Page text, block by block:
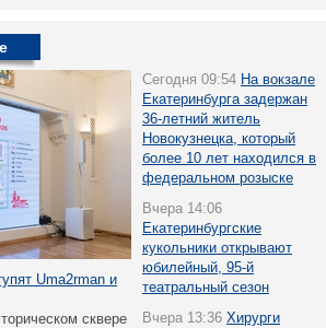
Uma2rman и
сквере
Сегодня 09:54 На вокзале
Екатеринбурга задержан
36-летний житель
Новокузнецка, который
более 10 лет находился в
федеральном розыске
Вчера 14:06
Екатеринбургские
кукольники открывают
юбилейный, 95-й
театральный сезон
Вчера 13:36 Хирурги